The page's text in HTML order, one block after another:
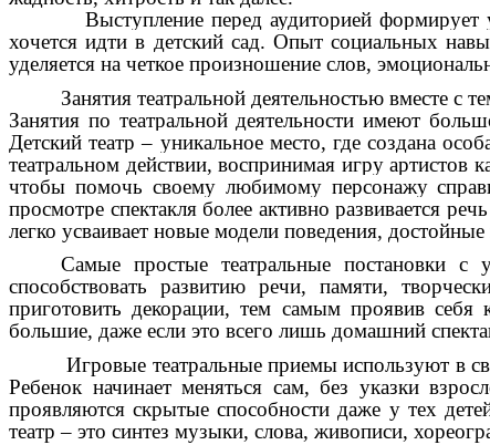
Выступление перед аудиторией формирует
хочется идти в детский сад. Опыт социальных
уделяется на четкое произношение слов,
Занятия театральной деятельностью вместе
Занятия по театральной деятельности имеют
Детский театр – уникальное место, где создана
театральном действии, воспринимая игру артистов
чтобы помочь своему любимому персонажу
просмотре спектакля более активно развивается
легко усваивает новые модели поведения,
Самые простые театральные постановки
способствовать развитию речи, памяти,
приготовить декорации, тем самым проявив
большие, даже если это всего лишь домашний
Игровые театральные приемы используют в
Ребенок начинает меняться сам, без указки
проявляются скрытые способности даже у тех
театр – это синтез музыки, слова, живописи,